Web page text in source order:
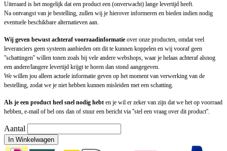
Uiteraard is het mogelijk dat een product een (onverwacht) lange levertijd heeft.
Na ontvangst van je bestelling, zullen wij je hierover informeren en bieden indien nodig
eventuele beschikbare alternatieven aan.
Wij geven bewust achteraf voorraadinformatie over onze producten, omdat veel
leveranciers geen systeem aanbieden om dit te kunnen koppelen en wij vooraf geen
''schattingen'' willen tonen zoals bij vele andere webshops, waar je helaas achteraf alsnog
een andere/langere levertijd krijgt te horen dan stond aangegeven.
We willen jou alleen actuele informatie geven op het moment van verwerking van de
bestelling, zodat we je niet hebben kunnen misleiden met een schatting.
Als je een product heel snel nodig hebt en je wil er zeker van zijn dat we het op voorraad
hebben, e-mail of bel ons dan of stuur een bericht via ''stel een vraag over dit product''.
Aantal
In Winkelwagen